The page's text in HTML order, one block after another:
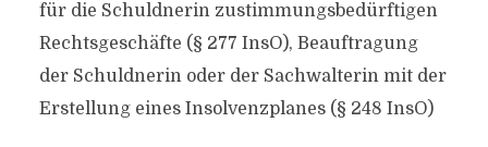
für die Schuldnerin zustimmungsbedürftigen
Rechtsgeschäfte (§ 277 InsO), Beauftragung
der Schuldnerin oder der Sachwalterin mit der
Erstellung eines Insolvenzplanes (§ 248 InsO)